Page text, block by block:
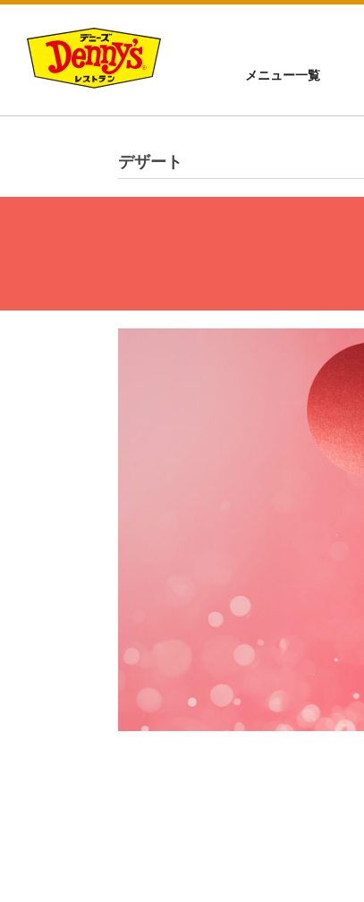
メニュー一覧
デザート